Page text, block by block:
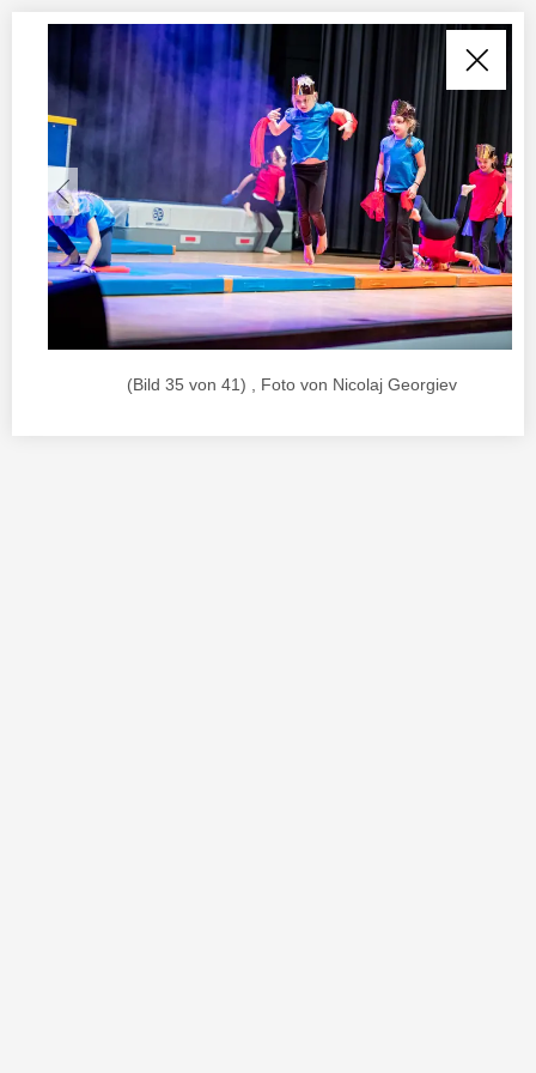
(Bild 35 von 41) , Foto von Nicolaj Georgiev